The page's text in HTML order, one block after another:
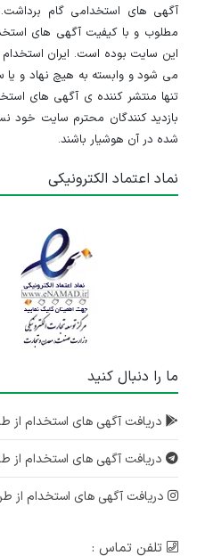
آگهی های استخدامی گام
مطلوب و با کیفیت آگهی های
این سایت بوده است. ایران
می شود و وابسته به هیچ نهاد و یا
تنها منتشر کننده ی آگهی های
بازدید کنندگان محترم سایت
شده در آن هوشیار باشند.
نماد اعتماد الکترونیکی
ما را دنبال کنید
دریافت آگهی های استخدام از
دریافت آگهی های استخدام از
دریافت آگهی های استخدام از
تلفن تماس :